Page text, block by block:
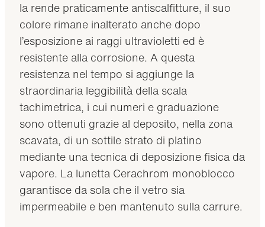
la rende praticamente antiscalfitture, il suo
colore rimane inalterato anche dopo
l’esposizione ai raggi ultravioletti ed è
resistente alla corrosione. A questa
resistenza nel tempo si aggiunge la
straordinaria leggibilità della scala
tachimetrica, i cui numeri e graduazione
sono ottenuti grazie al deposito, nella zona
scavata, di un sottile strato di platino
mediante una tecnica di deposizione fisica da
vapore. La lunetta Cerachrom monoblocco
garantisce da sola che il vetro sia
impermeabile e ben mantenuto sulla carrure.